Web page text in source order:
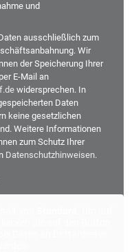
und
ausschließlich zum
Wir
der Speicherung Ihrer
E-Mail an
widersprechen. In
Daten
keine gesetzlichen
Weitere Informationen
zum Schutz Ihrer
Datenschutzhinweisen.